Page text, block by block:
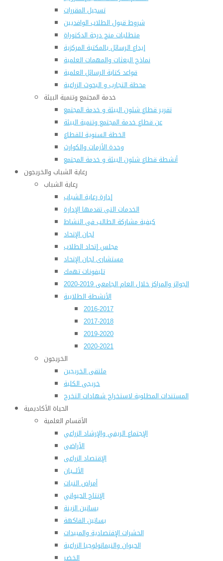
تسجيل المقررات
شروط قبول الطلاب الوافديين
متطلبات منح درجة الدكتوراة
إيداع الرسائل بالمكتبة المركزية
نماذج البعثات والمهمات العلمية
قواعد كتابة الرسائل العلمية
محطة التجارب و البحوث الزراعية
خدمة المجتمع وتنمية البيئة
تقرير قطاع شئون البيئة و خدمة المجتمع
عن قطاع خدمة المجتمع وتنمية البيئة
الخطة السنوية للقطاع
وحدة الأزمات والكوارث
أنشطة قطاع شئون البيئة و خدمة المجتمع
رعاية الشباب والخريجون
رعاية الشباب
إدارة رعاية الشباب
الخدمات التى تقدمها الإدارة
كيفية مشاركة الطالب فى النشاط
لجان الإتحاد
مجلس إتحاد الطلاب
مستشارى لجان الإتحاد
تليفونات تهمك
الجوائز والمراكز خلال العام الجامعى 2019-2020
الأنشطة الطلابية
2016-2017
2017-2018
2019-2020
2020-2021
الخريجون
ملتقى الخريجين
خريجى الكلية
المستندات المطلوبة لاستخراج شهادات التخرج
الحياة الأكاديمية
الأقسام العلمية
الإجتماع الريفي والإرشاد الزراعي
الأراضى
الإقتصاد الزراعى
الألـــبان
أمراض النبات
الإنتاج الحيواني
بساتين الزينة
بساتين الفاكهة
الحشرات الإقتصادية والمبيدات
الحيوان والنيماتولوجيا الزراعية
الخضر